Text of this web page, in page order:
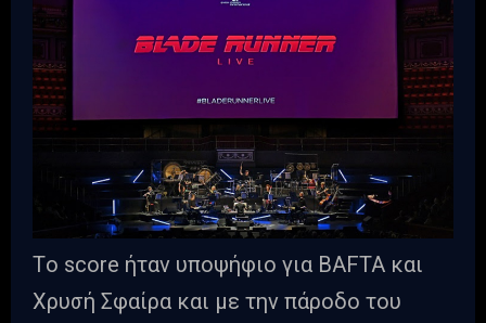
Tο score ήταν υποψήφιο για BAFTA και
Χρυσή Σφαίρα και με την πάροδο του